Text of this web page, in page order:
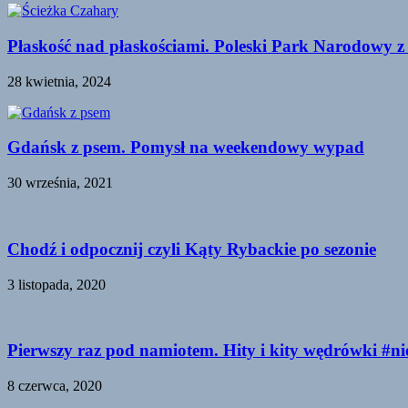
Płaskość nad płaskościami. Poleski Park Narodowy z
28 kwietnia, 2024
Gdańsk z psem. Pomysł na weekendowy wypad
30 września, 2021
Chodź i odpocznij czyli Kąty Rybackie po sezonie
3 listopada, 2020
Pierwszy raz pod namiotem. Hity i kity wędrówki
8 czerwca, 2020